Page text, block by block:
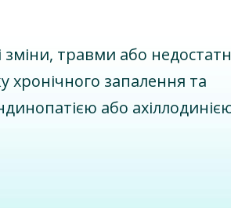
зміни, травми або
хронічного запалення та
або